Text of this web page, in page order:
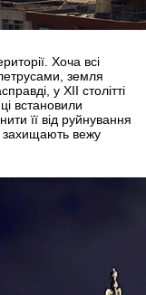
Хоча всі
земля
у XII столітті
встановили
її від руйнування
захищають вежу